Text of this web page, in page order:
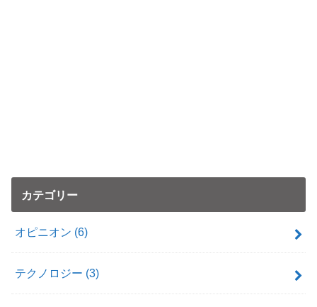
カテゴリー
オピニオン (6)
テクノロジー (3)